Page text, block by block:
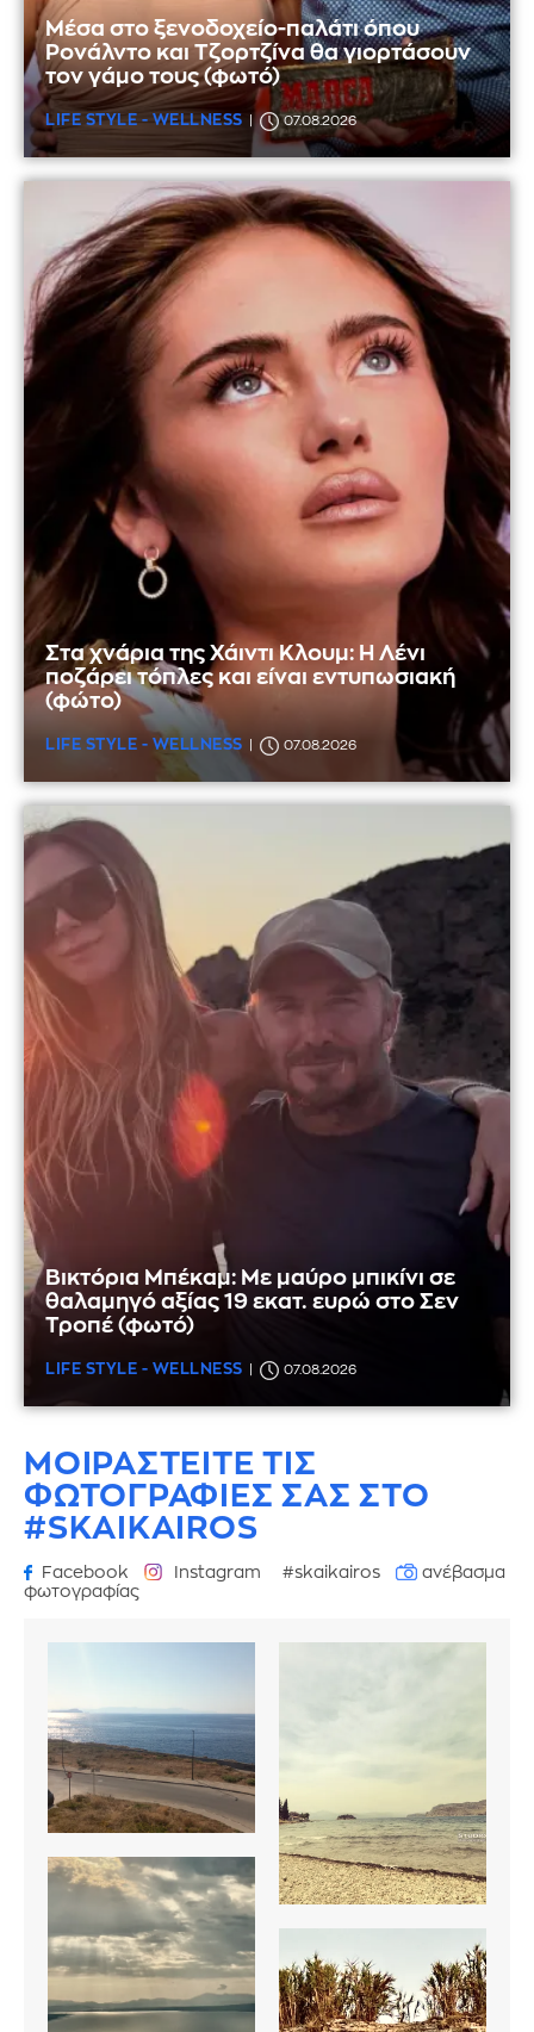
Μέσα στο ξενοδοχείο-παλάτι όπου
Ρονάλντο και Τζορτζίνα θα γιορτάσουν
τον γάμο τους (φωτό)
LIFE STYLE - WELLNESS 07.08.2026
Στα χνάρια της Χάιντι Κλουμ: Η Λένι
ποζάρει τόπλες και είναι εντυπωσιακή
(φώτο)
LIFE STYLE - WELLNESS 07.08.2026
Βικτόρια Μπέκαμ: Με μαύρο μπικίνι σε
θαλαμηγό αξίας 19 εκατ. ευρώ στο Σεν
Τροπέ (φωτό)
LIFE STYLE - WELLNESS 07.08.2026
ΜΟΙΡΑΣΤΕΙΤΕ ΤΙΣ
ΦΩΤΟΓΡΑΦΙΕΣ ΣΑΣ ΣΤΟ
#SKAIKAIROS
Facebook Instagram #skaikairos
ανέβασμα
φωτογραφίας